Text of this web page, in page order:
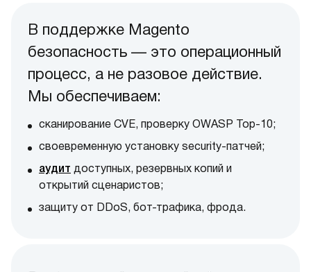
В поддержке Magento
безопасность — это операционный
процесс, а не разовое действие.
Мы обеспечиваем:
сканирование CVE, проверку OWASP Top-10;
своевременную установку security-патчей;
аудит доступных, резервных копий и
открытий сценаристов;
защиту от DDoS, бот-трафика, фрода.